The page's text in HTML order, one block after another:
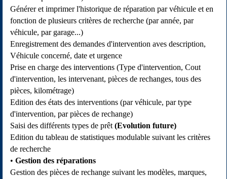
Générer et imprimer l'historique de réparation par véhicule et en
fonction de plusieurs critères de recherche (par année, par
véhicule, par garage...)
Enregistrement des demandes d'intervention aves description,
Véhicule concerné, date et urgence
Prise en charge des interventions (Type d'intervention, Cout
d'intervention, les intervenant, pièces de rechanges, tous des
pièces, kilométrage)
Edition des états des interventions (par véhicule, par type
d'intervention, par pièces de rechange)
Saisi des différents types de prêt (Evolution future)
Edition du tableau de statistiques modulable suivant les critères
de recherche
Gestion des réparations
Gestion des pièces de rechange suivant les modèles, marques,